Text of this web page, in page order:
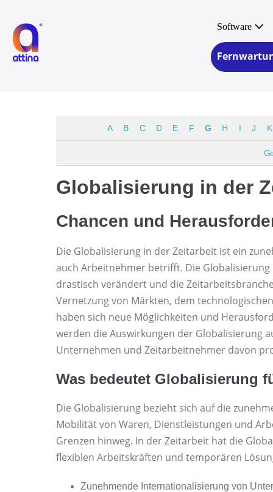
Inhalt
springen
Software
A B C D E F G H I J K
Globalisierung in der
Chancen und
Die Globalisierung in der Zeitarbeit ist ein
auch Arbeitnehmer betrifft. Die
drastisch verändert und die
Vernetzung von Märkten, dem
haben sich neue Möglichkeiten und
werden die Auswirkungen der Globalisierung
Unternehmen und Zeitarbeitnehmer davon
Was bedeutet Globalisierung
Die Globalisierung bezieht sich auf die
Mobilität von Waren, Dienstleistungen und
Grenzen hinweg. In der Zeitarbeit hat die
flexiblen Arbeitskräften und temporären
Zunehmende Internationalisierung von